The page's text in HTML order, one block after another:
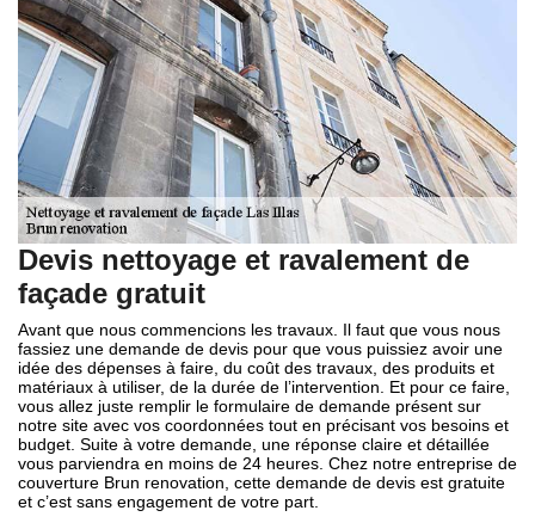
Devis nettoyage et ravalement de
façade gratuit
Avant que nous commencions les travaux. Il faut que vous nous
fassiez une demande de devis pour que vous puissiez avoir une
idée des dépenses à faire, du coût des travaux, des produits et
matériaux à utiliser, de la durée de l’intervention. Et pour ce faire,
vous allez juste remplir le formulaire de demande présent sur
notre site avec vos coordonnées tout en précisant vos besoins et
budget. Suite à votre demande, une réponse claire et détaillée
vous parviendra en moins de 24 heures. Chez notre entreprise de
couverture Brun renovation, cette demande de devis est gratuite
et c’est sans engagement de votre part.